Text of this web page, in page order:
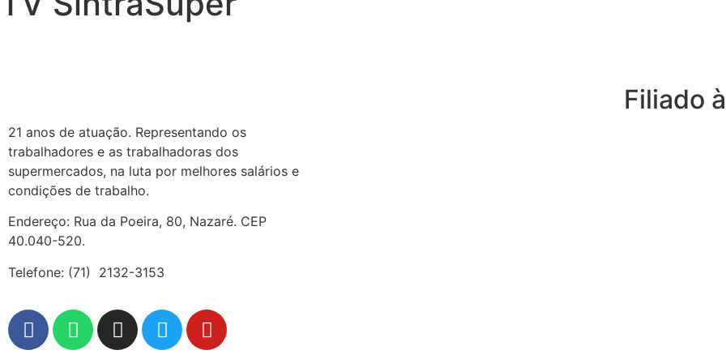
21 anos de atuação. Representando os
trabalhadores e as trabalhadoras dos
supermercados, na luta por melhores salários e
condições de trabalho.
Endereço: Rua da Poeira, 80, Nazaré. CEP
40.040-520.
Telefone: (71) 2132-3153
Filiado